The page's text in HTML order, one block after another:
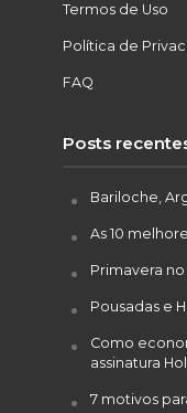
Termos de Uso
Política de
FAQ
Posts
Bariloche,
As 10
Primavera
Pousadas e
Como
assinatura
7 motivos